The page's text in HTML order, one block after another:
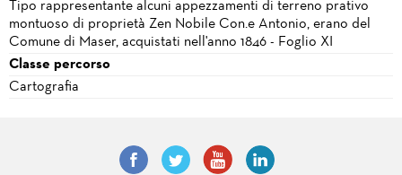
Tipo rappresentante alcuni appezzamenti di terreno prativo
montuoso di proprietà Zen Nobile Con.e Antonio, erano del
Comune di Maser, acquistati nell'anno 1846 - Foglio XI
Classe percorso
Cartografia